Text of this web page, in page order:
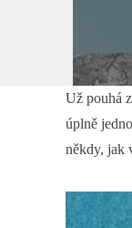
Už pouhá
úplně
někdy, jak